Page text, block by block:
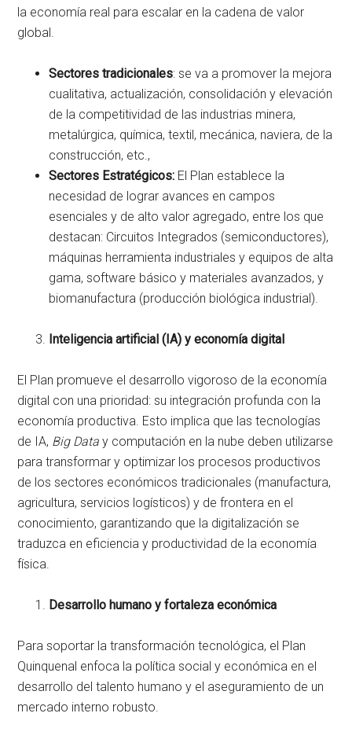
la economía real para escalar en la cadena de valor
global.
Sectores tradicionales: se va a promover la mejora
cualitativa, actualización, consolidación y elevación
de la competitividad de las industrias minera,
metalúrgica, química, textil, mecánica, naviera, de la
construcción, etc.,
Sectores Estratégicos: El Plan establece la
necesidad de lograr avances en campos
esenciales y de alto valor agregado, entre los que
destacan: Circuitos Integrados (semiconductores),
máquinas herramienta industriales y equipos de alta
gama, software básico y materiales avanzados, y
biomanufactura (producción biológica industrial).
Inteligencia artificial (IA) y economía digital
El Plan promueve el desarrollo vigoroso de la economía
digital con una prioridad: su integración profunda con la
economía productiva. Esto implica que las tecnologías
de IA, Big Data y computación en la nube deben utilizarse
para transformar y optimizar los procesos productivos
de los sectores económicos tradicionales (manufactura,
agricultura, servicios logísticos) y de frontera en el
conocimiento, garantizando que la digitalización se
traduzca en eficiencia y productividad de la economía
física.
Desarrollo humano y fortaleza económica
Para soportar la transformación tecnológica, el Plan
Quinquenal enfoca la política social y económica en el
desarrollo del talento humano y el aseguramiento de un
mercado interno robusto.